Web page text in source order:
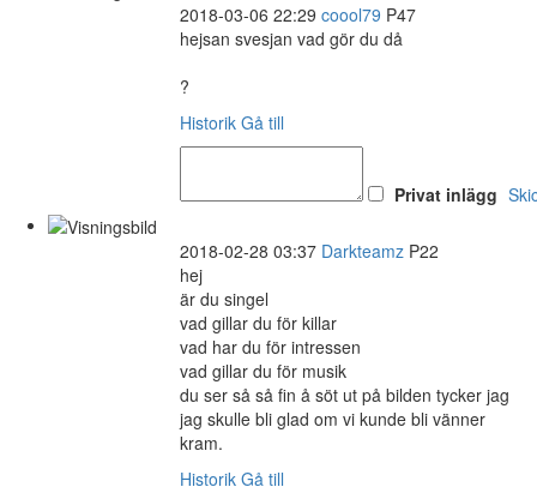
2018-03-06 22:29 coool79 P47
hejsan svesjan vad gör du då
?
Historik Gå till
Privat inlägg
2018-02-28 03:37 Darkteamz P22
hej
är du singel
vad gillar du för killar
vad har du för intressen
vad gillar du för musik
du ser så så fin å söt ut på bilden tycker jag
jag skulle bli glad om vi kunde bli vänner
kram.
Historik Gå till